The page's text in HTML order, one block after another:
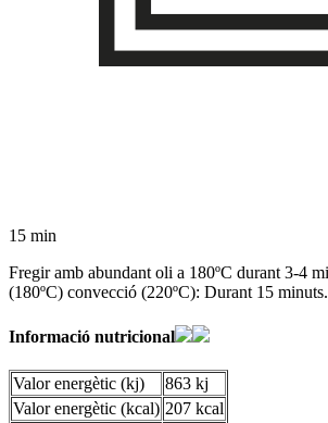
15 min
Fregir amb abundant oli a 180ºC durant 3-4
(180ºC) convecció (220ºC): Durant 15 minuts.
Informació nutricional
Valor energètic (kj)
863 kj
Valor energètic (kcal) 207 kcal